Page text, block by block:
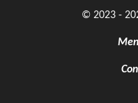
© 2023 -